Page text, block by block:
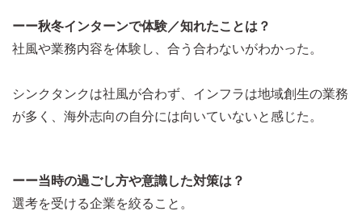
ーー秋冬インターンで体験／知れたことは？
社風や業務内容を体験し、合う合わないがわかった。
シンクタンクは社風が合わず、インフラは地域創生の業務
が多く、海外志向の自分には向いていないと感じた。
ーー当時の過ごし方や意識した対策は？
選考を受ける企業を絞ること。